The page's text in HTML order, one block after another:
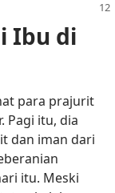
Ibu di
para prajurit
Pagi itu, dia
dan iman dari
itu. Meski